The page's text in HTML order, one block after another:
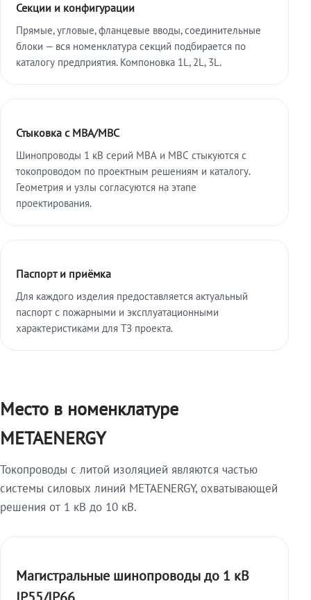
Секции и конфигурации
Прямые, угловые, фланцевые вводы, соединительные
блоки — вся номенклатура секций подбирается по
каталогу предприятия. Компоновка 1L, 2L, 3L.
Стыковка с МВА/МВС
Шинопроводы 1 кВ серий МВА и МВС стыкуются с
токопроводом по проектным решениям и каталогу.
Геометрия и узлы согласуются на этапе
проектирования.
Паспорт и приёмка
Для каждого изделия предоставляется актуальный
паспорт с пожарными и эксплуатационными
характеристиками для ТЗ проекта.
Место в номенклатуре
METAENERGY
Токопроводы с литой изоляцией являются частью
системы силовых линий METAENERGY, охватывающей
решения от 1 кВ до 10 кВ.
Магистральные шинопроводы до 1 кВ